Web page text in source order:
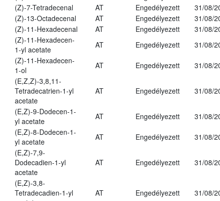
(Z)-7-Tetradecenal
AT Engedélyezett
31/08/
(Z)-13-Octadecenal
AT Engedélyezett
31/08/
(Z)-11-Hexadecenal
AT Engedélyezett
31/08/
(Z)-11-Hexadecen-
1-yl acetate
AT Engedélyezett
31/08/
(Z)-11-Hexadecen-
1-ol
AT Engedélyezett
31/08/
(E,Z,Z)-3,8,11-
Tetradecatrien-1-yl
acetate
AT Engedélyezett 31/08/
(E,Z)-9-Dodecen-1-
yl acetate
AT Engedélyezett
31/08/
(E,Z)-8-Dodecen-1-
yl acetate
AT Engedélyezett
31/08/
(E,Z)-7,9-
Dodecadien-1-yl
acetate
AT Engedélyezett 31/08/
(E,Z)-3,8-
Tetradecadien-1-yl
AT Engedélyezett 31/08/